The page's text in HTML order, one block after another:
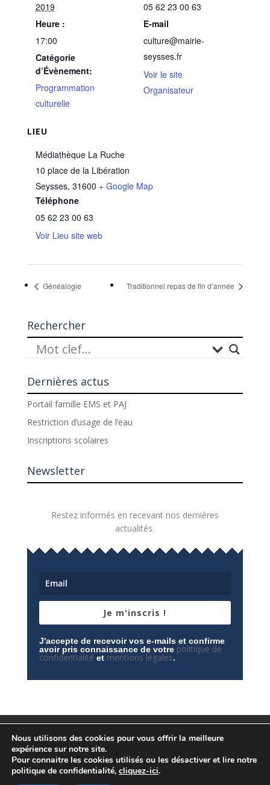
2019
Heure :
17:00
Catégorie
d’Évènement:
Programmation
culturelle
LIEU
Médiathèque La Ruche
10 place de la Libération
Seysses, 31600 + Google Map
Téléphone
05 62 23 00 63
Voir Lieu site web
05 62 23 00 63
E-mail
culture@mairie-
seysses.fr
Voir le site
Organisateur
Généalogie Traditionnel repas de fin d’année
Rechercher
Dernières actus
Portail famille EMS et PAJ
Restriction d’usage de l’eau
Inscriptions scolaires
Newsletter
Restez informés en recevant nos dernières
actualités.
Je m'inscris !
J'accepte de recevoir vos e-mails et confirme
avoir pris connaissance de votre politique de
confidentialité et mentions légales.
Espace privé
Politique de confidentialité
Nous utilisons des cookies pour vous offrir la meilleure
expérience sur notre site.
Pour connaitre les cookies utilisés ou les désactiver et lire notre
politique de confidentialité, cliquez-ici.